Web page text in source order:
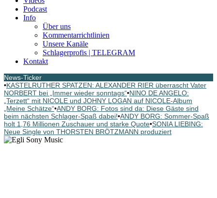
Podcast
Info
Über uns
Kommentarrichtlinien
Unsere Kanäle
Schlagerprofis | TELEGRAM
Kontakt
News-Ticker
•KASTELRUTHER SPATZEN: ALEXANDER RIER überrascht Vater
NORBERT bei „Immer wieder sonntags“•NINO DE ANGELO:
„Terzett“ mit NICOLE und JOHNY LOGAN auf NICOLE-Album
„Meine Schätze“•ANDY BORG: Fotos sind da: Diese Gäste sind
beim nächsten Schlager-Spaß dabei!•ANDY BORG: Sommer-Spaß
holt 1,76 Millionen Zuschauer und starke Quote•SONIA LIEBING:
Neue Single von THORSTEN BRÖTZMANN produziert